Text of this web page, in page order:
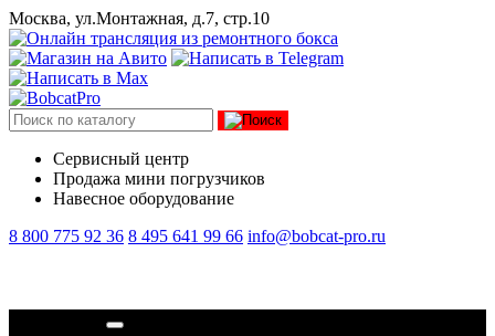
Москва, ул.Монтажная, д.7, стр.10
Сервисный центр
Продажа мини погрузчиков
Навесное оборудование
8 800 775 92 36 8 495 641 99 66 info@bobcat-pro.ru